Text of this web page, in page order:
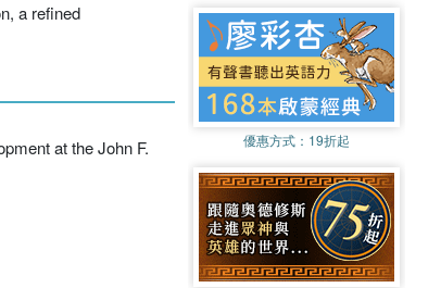
a refined
at the John F.
優惠方式： 19折起